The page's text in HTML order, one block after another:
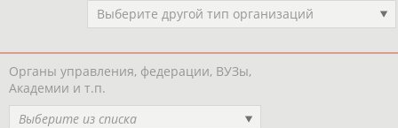
Выберите другой тип организаций
Органы управления, федерации, ВУЗы,
Академии и т.п.
Выберите из списка